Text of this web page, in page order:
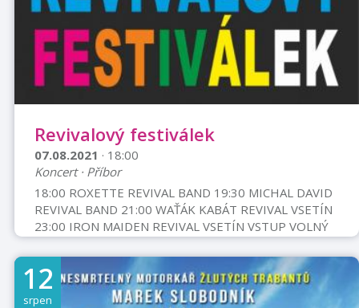
Revivalový festiválek
07.08.2021 · 18:00
Koncert · Příbor
18:00 ROXETTE REVIVAL BAND 19:30 MICHAL DAVID
REVIVAL BAND 21:00 WAŤÁK KABÁT REVIVAL VSETÍN
23:00 IRON MAIDEN REVIVAL VSETÍN VSTUP VOLNÝ
12
srpen